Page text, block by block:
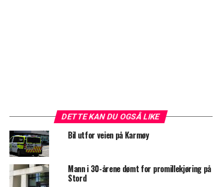
DETTE KAN DU OGSÅ LIKE
Bil utfor veien på Karmøy
Mann i 30-årene dømt for promillekjøring på
Stord